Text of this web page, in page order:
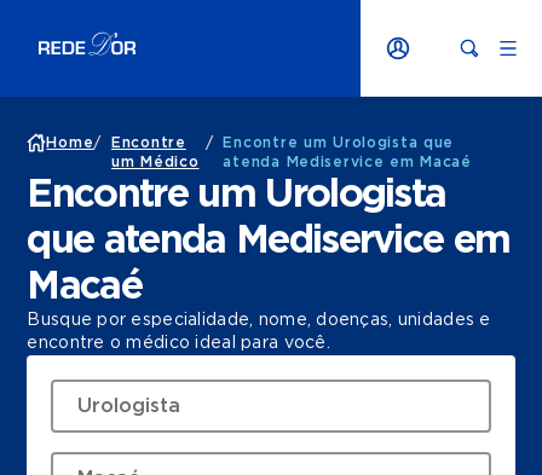
Home/
Encontre
um Médico
/
Encontre um Urologista que
atenda Mediservice em Macaé
Encontre um Urologista
que atenda Mediservice em
Macaé
Busque por especialidade, nome, doenças, unidades e
encontre o médico ideal para você.